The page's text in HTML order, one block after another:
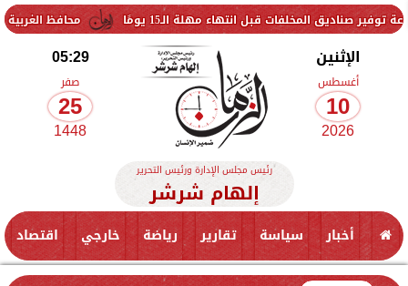
محافظ الغربية يتفقد حزمة قبل انتهاء مهلة الـ15 يومًا
الإثنين
أغسطس
10
2026
05:29
صفر
25
1448
رئيس مجلس الإدارة ورئيس التحرير
إلهام شرشر
أخبار سياسة تقارير رياضة خارجي اقتصاد